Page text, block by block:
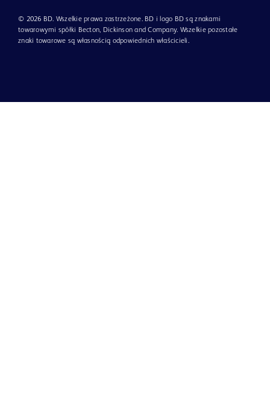
© 2026 BD. Wszelkie prawa zastrzeżone. BD i logo BD są znakami
towarowymi spółki Becton, Dickinson and Company. Wszelkie pozostałe
znaki towarowe są własnością odpowiednich właścicieli.